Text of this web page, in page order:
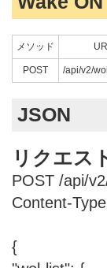
メソッド URI
POST /api/v2/
JSON
リクエス
POST /api/
Content-
{